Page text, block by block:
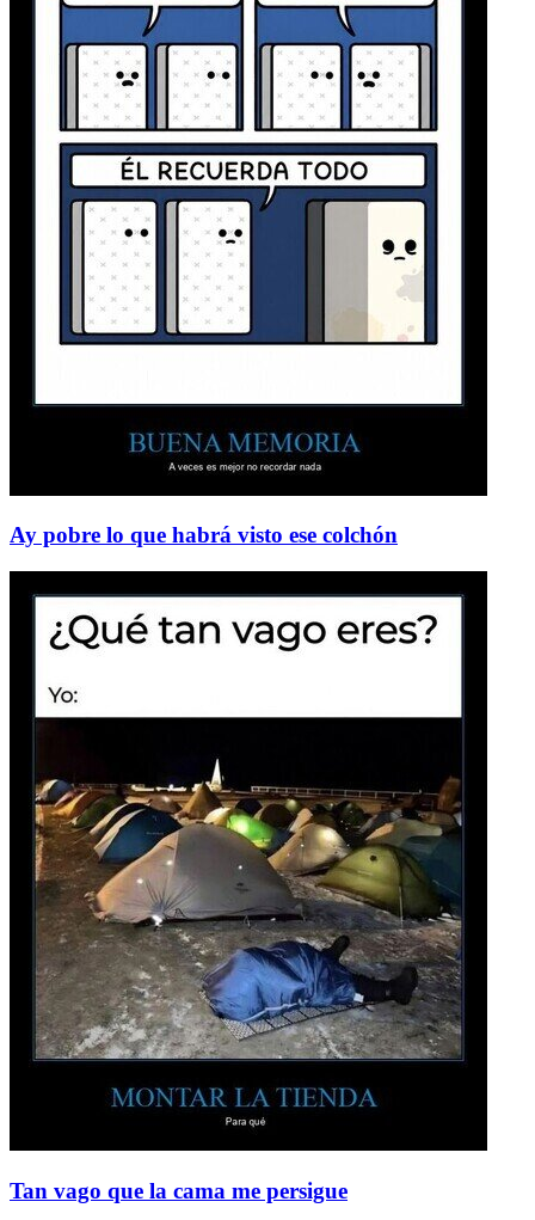
Ay pobre lo que habrá visto ese colchón
Tan vago que la cama me persigue